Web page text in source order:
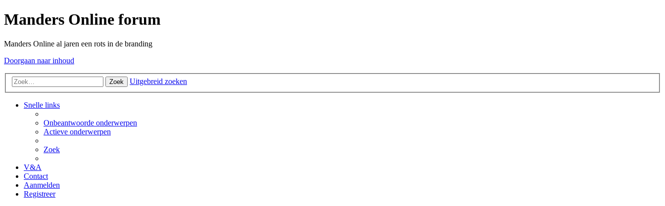
Manders Online forum
Manders Online al jaren een rots in de branding
Doorgaan naar inhoud
Zoek Uitgebreid zoeken
Snelle links
Onbeantwoorde onderwerpen
Actieve onderwerpen
Zoek
V&A
Contact
Aanmelden
Registreer